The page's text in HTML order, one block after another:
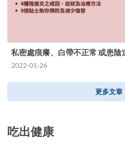
私密處痕癢、白帶不正常 或患陰
2022-01-26
更多文章
吃出健康